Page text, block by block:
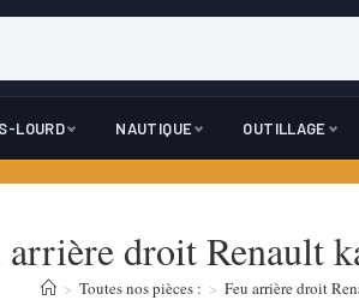
LOURD NAUTIQUE OUTILLAGE
arrière droit Renault
> Toutes nos pièces : > Feu arrière droit